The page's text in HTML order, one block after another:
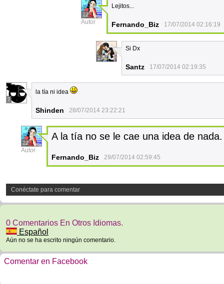
22
Autor
Lejitos...
Fernando_Biz 17/07/2014 02:16:19
2
Si Dx
Santz 17/07/2014 02:19:35
7
la tía ni idea
Shinden 28/07/2014 23:22:21
22
Autor
A la tía no se le cae una idea de nada.
Fernando_Biz 29/07/2014 02:59:45
Conéctate para comentar
0 Comentarios En Otros Idiomas.
Español
Aún no se ha escrito ningún comentario.
Comentar en Facebook